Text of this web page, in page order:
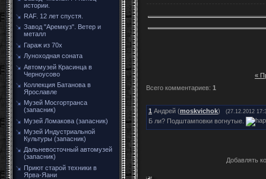
истории.
RAF. 12 лет спустя.
Завод "Аремкуз". Ветер и
металл
Гараж из 70х
Луноходная соната
Автомузей Красинца в
Черноусово
Коллекция Батанова в
Ярославле
Музей Мосгортранса
(запасник)
Музей Ломакова (запасник)
Музей Индустриальной
Культуры (запасник)
Дальневосточный автомузей
(запасник)
Приют старой техники в
Ярва-Яани
«
Всего комментариев: 1
1 Андрей (moskvichok) (27.12.2012
Б ли? Подштамповки вогнутые.
Добавлять